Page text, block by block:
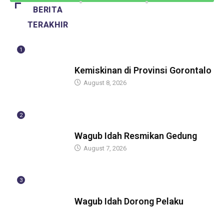
BERITA
TERAKHIR
1
Kemiskinan di Provinsi Gorontalo
August 8, 2026
2
Wagub Idah Resmikan Gedung
August 7, 2026
3
Wagub Idah Dorong Pelaku